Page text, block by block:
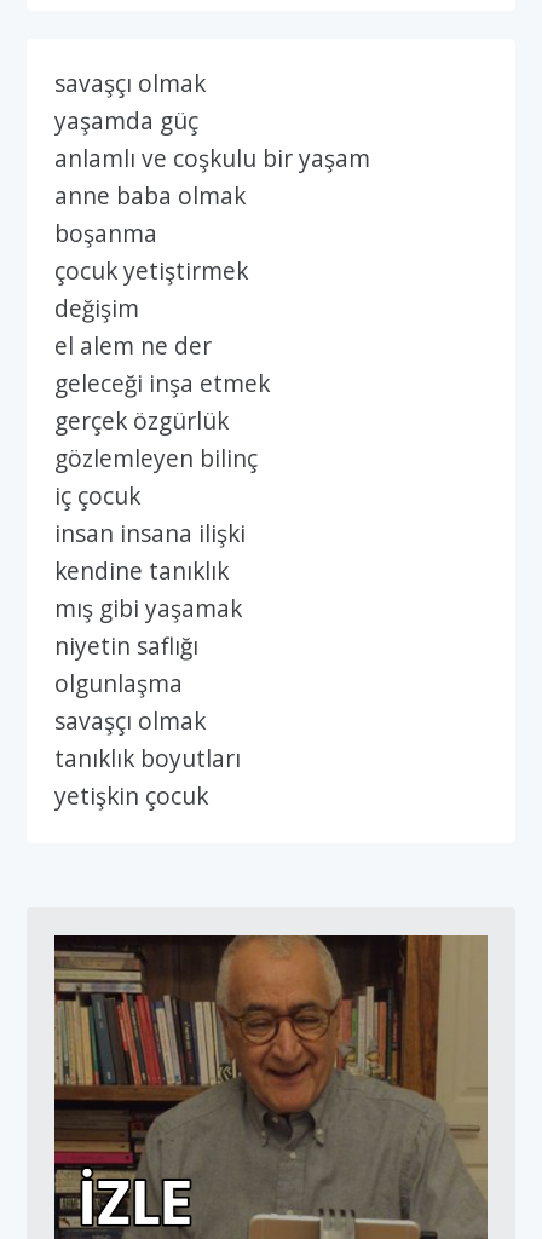
savaşçı olmak
yaşamda güç
anlamlı ve coşkulu bir yaşam
anne baba olmak
boşanma
çocuk yetiştirmek
değişim
el alem ne der
geleceği inşa etmek
gerçek özgürlük
gözlemleyen bilinç
iç çocuk
insan insana ilişki
kendine tanıklık
mış gibi yaşamak
niyetin saflığı
olgunlaşma
savaşçı olmak
tanıklık boyutları
yetişkin çocuk